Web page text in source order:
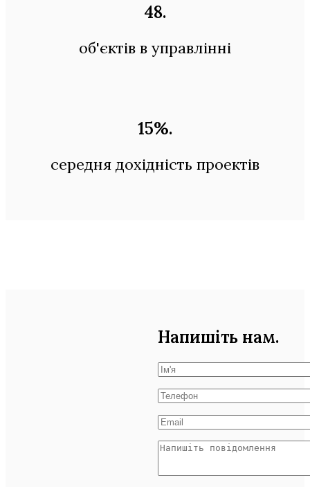
48.
об'єктів в управлінні
15%.
середня дохідність проектів
Напишіть нам.